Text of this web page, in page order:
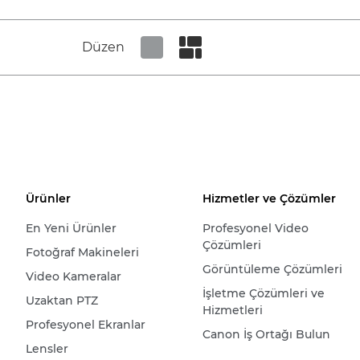
Düzen
Ürünler
En Yeni Ürünler
Fotoğraf Makineleri
Video Kameralar
Uzaktan PTZ
Profesyonel Ekranlar
Lensler
Hizmetler ve Çözümler
Profesyonel Video
Çözümleri
Görüntüleme Çözümleri
İşletme Çözümleri ve
Hizmetleri
Canon İş Ortağı Bulun